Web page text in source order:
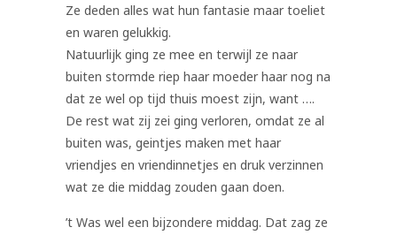
Ze deden alles wat hun fantasie maar toeliet
en waren gelukkig.
Natuurlijk ging ze mee en terwijl ze naar
buiten stormde riep haar moeder haar nog na
dat ze wel op tijd thuis moest zijn, want ….
De rest wat zij zei ging verloren, omdat ze al
buiten was, geintjes maken met haar
vriendjes en vriendinnetjes en druk verzinnen
wat ze die middag zouden gaan doen.
’t Was wel een bijzondere middag. Dat zag ze